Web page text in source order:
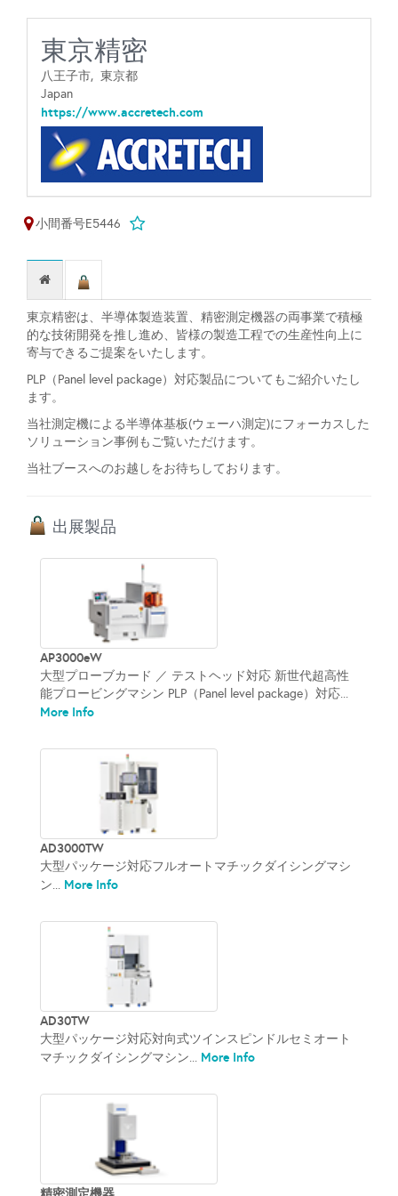
東京精密
八王子市, 東京都
Japan
https://www.accretech.com
小間番号E5446
東京精密は、半導体製造装置、精密測定機器の両事業で積極
的な技術開発を推し進め、皆様の製造工程での生産性向上に
寄与できるご提案をいたします。
PLP（Panel level package）対応製品についてもご紹介いたし
ます。
当社測定機による半導体基板(ウェーハ測定)にフォーカスした
ソリューション事例もご覧いただけます。
当社ブースへのお越しをお待ちしております。
出展製品
AP3000eW
大型プローブカード ／ テストヘッド対応 新世代超高性
能プロービングマシン PLP（Panel level package）対応...
More Info
AD3000TW
大型パッケージ対応フルオートマチックダイシングマシ
ン... More Info
AD30TW
大型パッケージ対応対向式ツインスピンドルセミオート
マチックダイシングマシン... More Info